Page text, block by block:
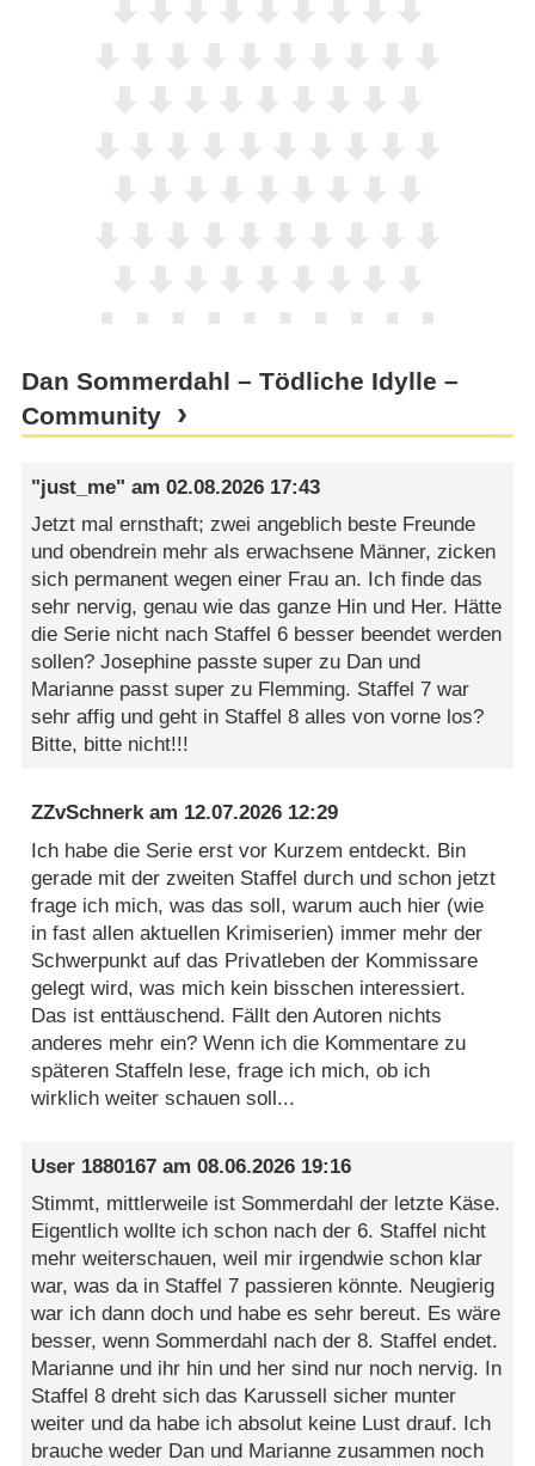
Dan Sommerdahl – Tödliche Idylle –
Community
"just_me" am02.08.2026 17:43
Jetzt mal ernsthaft; zwei angeblich beste Freunde
und obendrein mehr als erwachsene Männer, zicken
sich permanent wegen einer Frau an. Ich finde das
sehr nervig, genau wie das ganze Hin und Her. Hätte
die Serie nicht nach Staffel 6 besser beendet werden
sollen? Josephine passte super zu Dan und
Marianne passt super zu Flemming. Staffel 7 war
sehr affig und geht in Staffel 8 alles von vorne los?
Bitte, bitte nicht!!!
ZZvSchnerkam 12.07.2026 12:29
Ich habe die Serie erst vor Kurzem entdeckt. Bin
gerade mit der zweiten Staffel durch und schon jetzt
frage ich mich, was das soll, warum auch hier (wie
in fast allen aktuellen Krimiserien) immer mehr der
Schwerpunkt auf das Privatleben der Kommissare
gelegt wird, was mich kein bisschen interessiert.
Das ist enttäuschend. Fällt den Autoren nichts
anderes mehr ein? Wenn ich die Kommentare zu
späteren Staffeln lese, frage ich mich, ob ich
wirklich weiter schauen soll...
User 1880167 am08.06.2026 19:16
Stimmt, mittlerweile ist Sommerdahl der letzte Käse.
Eigentlich wollte ich schon nach der 6. Staffel nicht
mehr weiterschauen, weil mir irgendwie schon klar
war, was da in Staffel 7 passieren könnte. Neugierig
war ich dann doch und habe es sehr bereut. Es wäre
besser, wenn Sommerdahl nach der 8. Staffel endet.
Marianne und ihr hin und her sind nur noch nervig. In
Staffel 8 dreht sich das Karussell sicher munter
weiter und da habe ich absolut keine Lust drauf. Ich
brauche weder Dan und Marianne zusammen noch